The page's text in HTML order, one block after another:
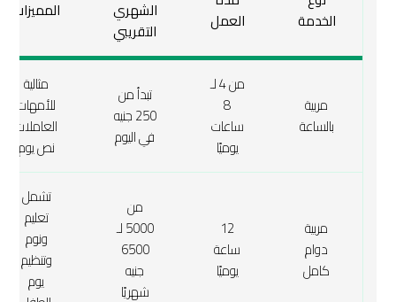
الخدمة
العمل
الشهري
التقريبي
المميزات
مربية
بالساعة
من 4 لـ
8
ساعات
يوميًا
تبدأ من
250 جنيه
في اليوم
مثالية
للأمهات
العاملات
نص يوم
مربية
دوام
كامل
12
ساعة
يوميًا
من
5000 لـ
6500
جنيه
شهريًا
تشمل
تعليم
ونوم
وتنظيم
يوم